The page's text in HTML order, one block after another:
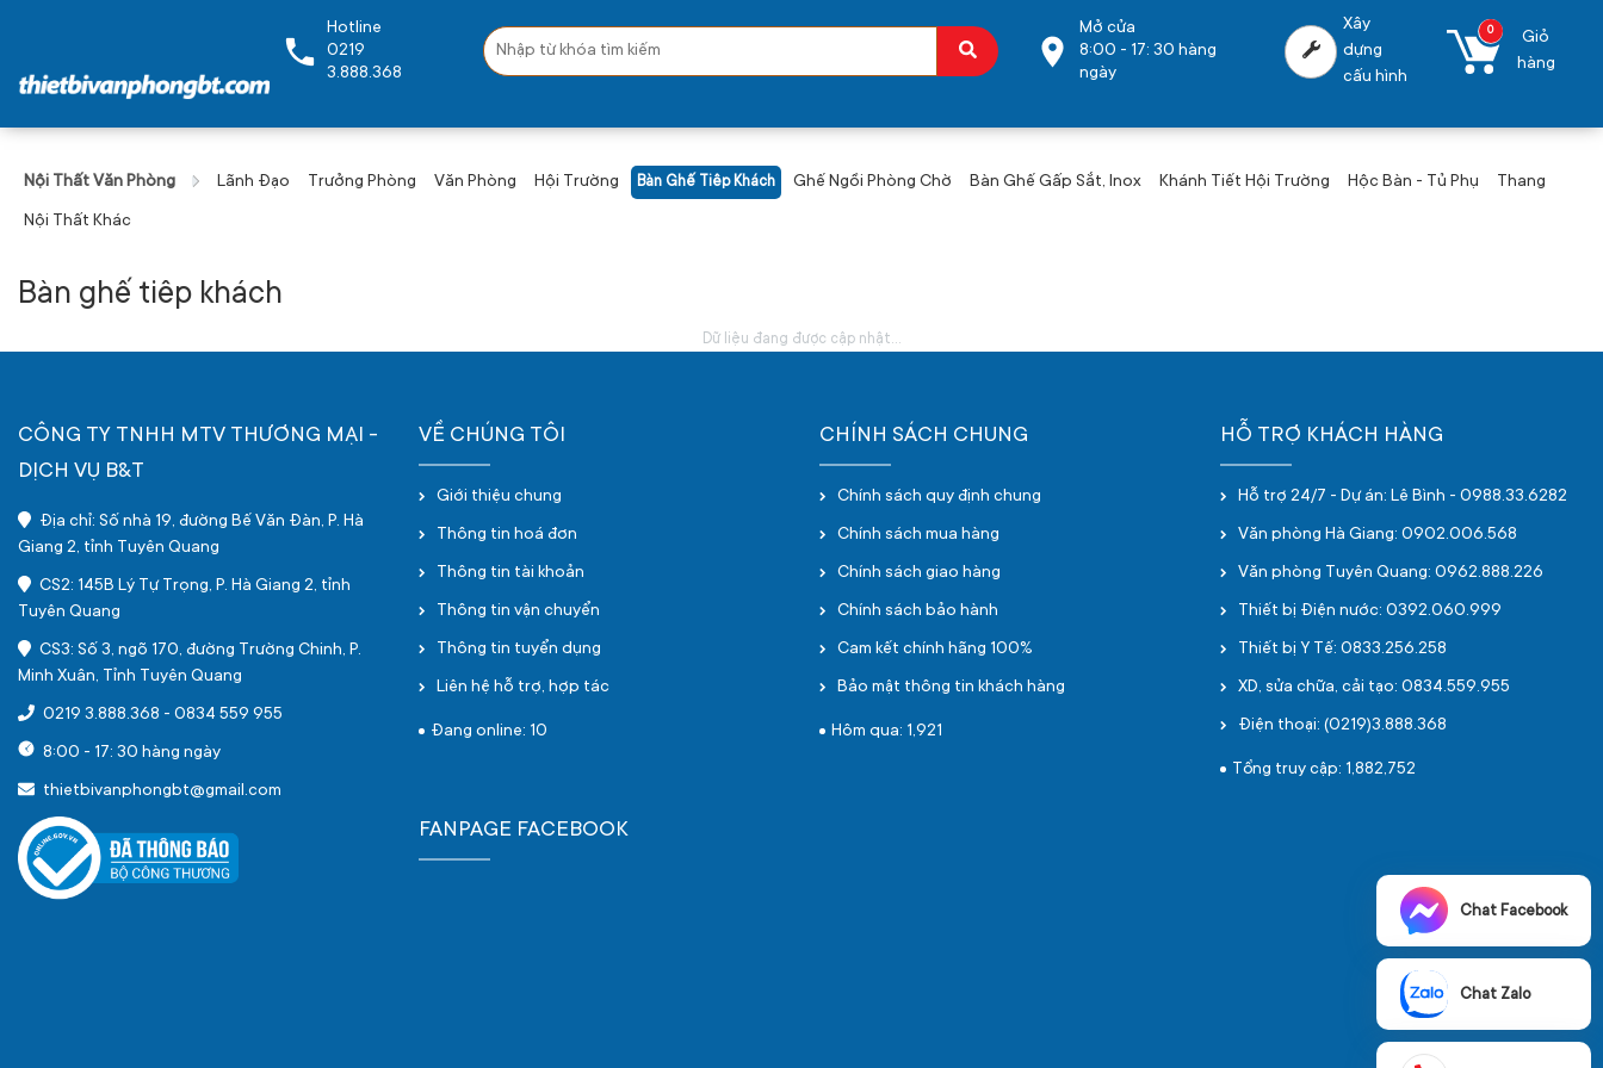
Hotline
0219
3.888.368
Mở cửa
8:00 - 17: 30 hàng
ngày
Xây
dựng
cấu hình
0
Giỏ
hàng
Nội Thất Văn Phòng Lãnh Đạo Trưởng Phòng Văn Phòng Hội Trường Bàn Ghế Tiêp Khách Ghế Ngồi Phòng Chờ Bàn Ghế Gấp Sắt, Inox Khánh Tiết Hội Trường Hộc Bàn - Tủ Phụ Thang
Nội Thất Khác
Bàn ghế tiêp khách
Dữ liệu đang được cập nhật...
CÔNG TY TNHH MTV THƯƠNG MẠI -
DỊCH VỤ B&T
Địa chỉ: Số nhà 19, đường Bế Văn Đàn, P. Hà
Giang 2, tỉnh Tuyên Quang
CS2: 145B Lý Tự Trọng, P. Hà Giang 2, tỉnh
Tuyên Quang
CS3: Số 3, ngõ 170, đường Trường Chinh, P.
Minh Xuân, Tỉnh Tuyên Quang
0219 3.888.368 - 0834 559 955
8:00 - 17: 30 hàng ngày
thietbivanphongbt@gmail.com
VỀ CHÚNG TÔI
Giới thiệu chung
Thông tin hoá đơn
Thông tin tài khoản
Thông tin vận chuyển
Thông tin tuyển dụng
Liên hệ hỗ trợ, hợp tác
Đang online: 10
CHÍNH SÁCH CHUNG
Chính sách quy định chung
Chính sách mua hàng
Chính sách giao hàng
Chính sách bảo hành
Cam kết chính hãng 100%
Bảo mật thông tin khách hàng
Hôm qua: 1,921
HỖ TRỢ KHÁCH HÀNG
Hỗ trợ 24/7 - Dự án: Lê Bình - 0988.33.6282
Văn phòng Hà Giang: 0902.006.568
Văn phòng Tuyên Quang: 0962.888.226
Thiết bị Điện nước: 0392.060.999
Thiết bị Y Tế: 0833.256.258
XD, sửa chữa, cải tạo: 0834.559.955
Điện thoại: (0219)3.888.368
Tổng truy cập: 1,882,752
FANPAGE FACEBOOK
Chat Facebook
Chat Zalo